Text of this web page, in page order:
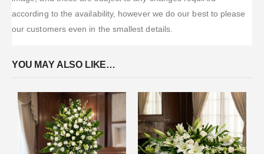
according to the availability, however we do our best to please
our customers even in the smallest details.
YOU MAY ALSO LIKE…